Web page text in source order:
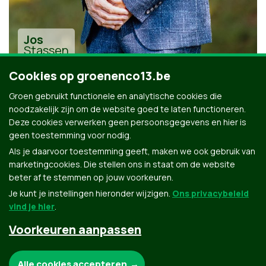
Jos
Stassen
Alle kandidaten uit Beveren-Kruibeke-Zwijndrecht
Groen.be
Cookies op groenenco13.be
Groen gebruikt functionele en analytische cookies die
noodzakelijk zijn om de website goed te laten functioneren.
Deze cookies verwerken geen persoonsgegevens en hier is
geen toestemming voor nodig.
Als je daarvoor toestemming geeft, maken we ook gebruik van
marketingcookies. Die stellen ons in staat om de website
beter af te stemmen op jouw voorkeuren.
Je kunt je instellingen hieronder wijzigen. Ons privacybeleid
vind je hier.
Voorkeuren aanpassen